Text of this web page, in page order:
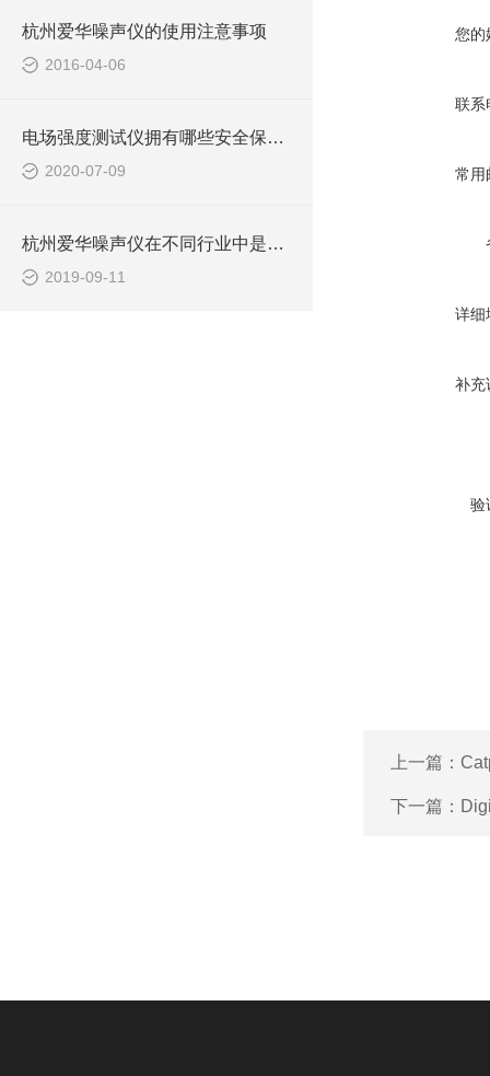
杭州爱华噪声仪的使用注意事项
2016-04-06
电场强度测试仪拥有哪些安全保护功能？
2020-07-09
杭州爱华噪声仪在不同行业中是如何进行测量的？
2019-09-11
您的
联系
常用
详细
补充
验
上一篇：
下一篇：